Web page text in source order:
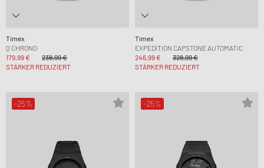
Timex
Q CHRONO
179,99 €
238,99 €
STÄRKER REDUZIERT
Timex
EXPEDITION CAPSTONE AUTOMATIC
246,99 €
328,99 €
STÄRKER REDUZIERT
-25% -25%